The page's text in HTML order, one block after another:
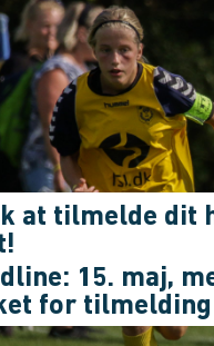
at tilmelde dit
15. maj,
for